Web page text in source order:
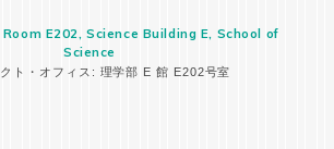
E202, Science Building E, School of
Science
ト・オフィス: 理学部 E 館 E202号室